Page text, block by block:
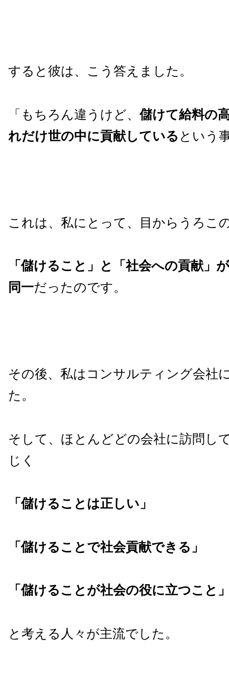
すると彼は、こう答えました。
「もちろん違うけど、儲けて給料の
れだけ世の中に貢献している という
これは、私にとって、目からうろこ
「儲けること」と「社会への貢献」
同一だったのです。
その後、私はコンサルティング会社
た。
そして、ほとんどどの会社に訪問し
じく
「儲けることは正しい」
「儲けることで社会貢献できる」
「儲けることが社会の役に立つこと
と考える人々が主流でした。